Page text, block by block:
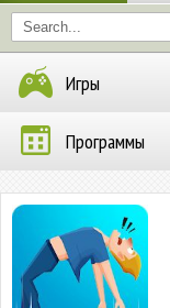
Игры
Программы